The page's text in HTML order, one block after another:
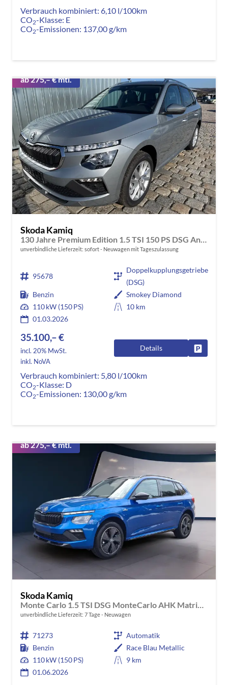
Verbrauch kombiniert: 6,10 l/100km
CO2-Klasse: E
CO2-Emissionen: 137,00 g/km
ab 275,– € mtl.
Skoda Kamiq
130 Jahre Premium Edition 1.5 TSI 150 PS DSG Anhängerkupplung-AppleCarPlay-AndroidAuto-Winterpaket-Alcantara-DAB-Tempomat-Totwinkelassist-Kamera-SunSet-el.Heckklappe-17''Alu-Sofort
unverbindliche Lieferzeit: sofort Neuwagen mit Tageszulassung
95678
Doppelkupplungsgetriebe
(DSG)
Benzin
Smokey Diamond
110 kW (150 PS)
10 km
01.03.2026
35.100,– €
incl. 20% MwSt.
inkl. NoVA
Details
Verbrauch kombiniert: 5,80 l/100km
CO2-Klasse: D
CO2-Emissionen: 130,00 g/km
ab 275,– € mtl.
Skoda Kamiq
Monte Carlo 1.5 TSI DSG MonteCarlo AHK Matrix Pano RFK
unverbindliche Lieferzeit: 7 Tage Neuwagen
71273
Automatik
Benzin
Race Blau Metallic
110 kW (150 PS)
9 km
01.06.2026